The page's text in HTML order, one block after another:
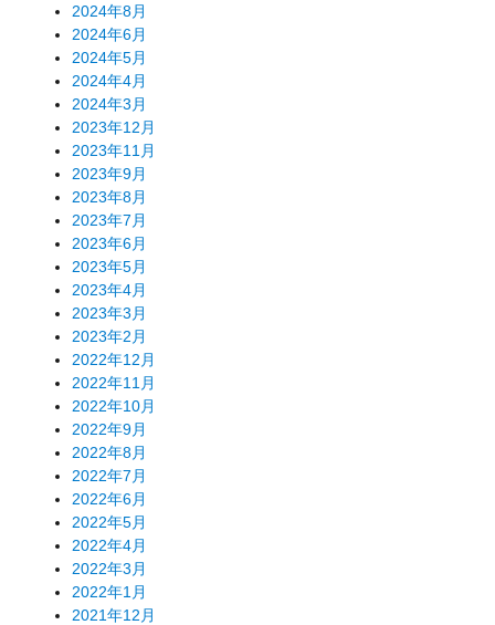
2024年8月
2024年6月
2024年5月
2024年4月
2024年3月
2023年12月
2023年11月
2023年9月
2023年8月
2023年7月
2023年6月
2023年5月
2023年4月
2023年3月
2023年2月
2022年12月
2022年11月
2022年10月
2022年9月
2022年8月
2022年7月
2022年6月
2022年5月
2022年4月
2022年3月
2022年1月
2021年12月